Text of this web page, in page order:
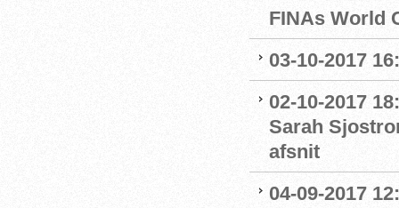
FINAs World
03-10-2017
02-10-2017
Sarah
afsnit
04-09-2017